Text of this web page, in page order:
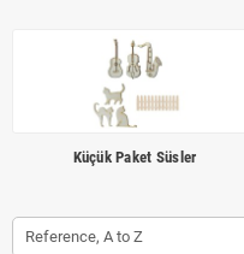
Küçük Paket Süsler
Reference, A to Z